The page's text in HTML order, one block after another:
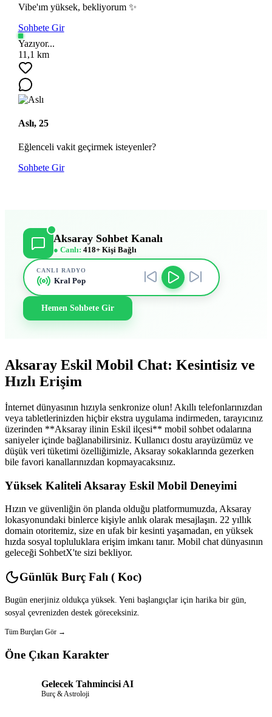
Vibe'ım yüksek, bekliyorum ✨
Sohbete Gir
Yazıyor...
11,1 km
Aslı, 25
Eğlenceli vakit geçirmek isteyenler?
Sohbete Gir
Aksaray Sohbet Kanalı
● Canlı: 418+ Kişi Bağlı
CANLI RADYO
Kral Pop
Hemen Sohbete Gir
Aksaray Eskil Mobil Chat: Kesintisiz ve
Hızlı Erişim
İnternet dünyasının hızıyla senkronize olun! Akıllı telefonlarınızdan
veya tabletlerinizden hiçbir ekstra uygulama indirmeden, tarayıcınız
üzerinden **Aksaray ilinin Eskil ilçesi** mobil sohbet odalarına
saniyeler içinde bağlanabilirsiniz. Kullanıcı dostu arayüzümüz ve
düşük veri tüketimi özelliğimizle, Aksaray sokaklarında gezerken
bile favori kanallarınızdan kopmayacaksınız.
Yüksek Kaliteli Aksaray Eskil Mobil Deneyimi
Hızın ve güvenliğin ön planda olduğu platformumuzda, Aksaray
lokasyonundaki binlerce kişiyle anlık olarak mesajlaşın. 22 yıllık
domain otoritemiz, size en ufak bir kesinti yaşamadan, en yüksek
hızda sosyal topluluklara erişim imkanı tanır. Mobil chat dünyasının
geleceği SohbetX'te sizi bekliyor.
Günlük Burç Falı ( Koc)
Bugün enerjiniz oldukça yüksek. Yeni başlangıçlar için harika bir gün,
sosyal çevrenizden destek göreceksiniz.
Tüm Burçları Gör →
Öne Çıkan Karakter
Gelecek Tahmincisi AI
Burç & Astroloji